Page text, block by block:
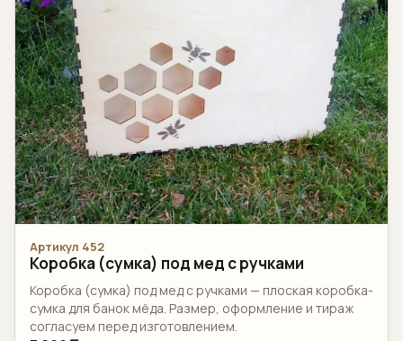
Артикул 452
Коробка (сумка) под мед с ручками
Коробка (сумка) под мед с ручками — плоская коробка-
сумка для банок мёда. Размер, оформление и тираж
согласуем перед изготовлением.